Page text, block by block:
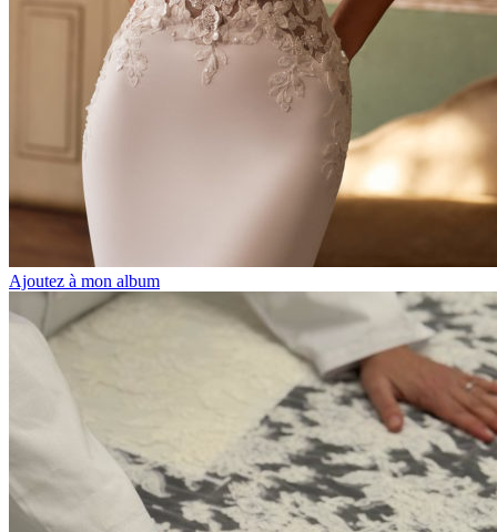
Ajoutez à mon album